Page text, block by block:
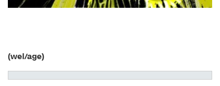
(wel/age)